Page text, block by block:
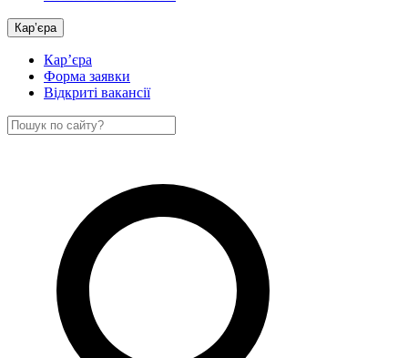
Кар’єра
Кар’єра
Форма заявки
Відкриті вакансії